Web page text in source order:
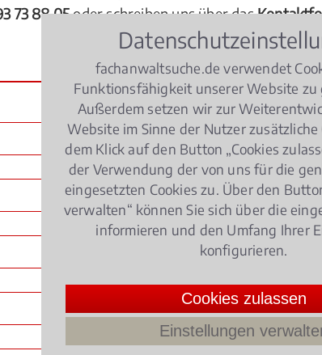
73 88 05oder schreiben uns über das
fachanwaltsuche.de verwendet
Funktionsfähigkeit unserer Website zu
Außerdem setzen wir zur
Website im Sinne der Nutzer zusätzliche
dem Klick auf den Button „Cookies
der Verwendung der von uns für die
eingesetzten Cookies zu. Über den
verwalten“ können Sie sich über die
informieren und den Umfang Ihrer
konfigurieren.
Cookies zulassen
Einstellungen